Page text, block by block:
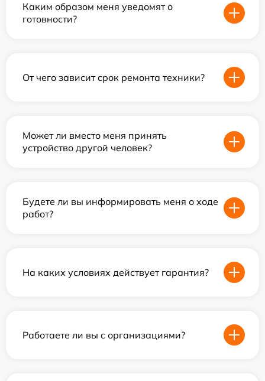
Каким образом меня уведомят о
готовности?
От чего зависит срок ремонта техники?
Может ли вместо меня принять
устройство другой человек?
Будете ли вы информировать меня о ходе
работ?
На каких условиях действует гарантия?
Работаете ли вы с организациями?